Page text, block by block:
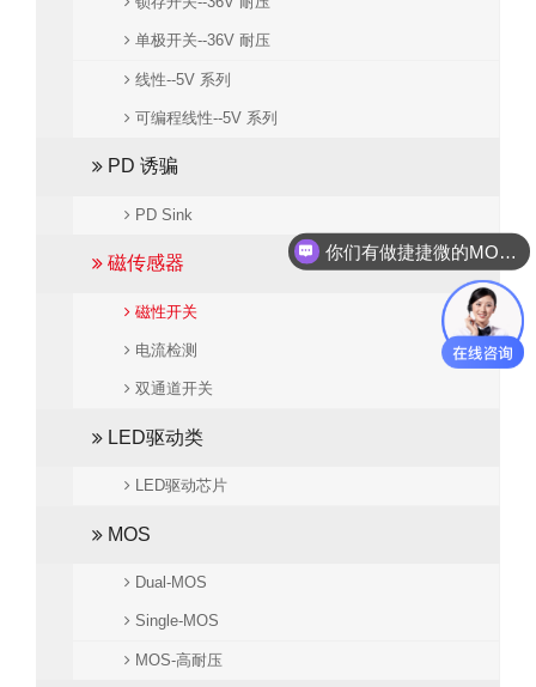
单极开关--36V 耐压
线性--5V 系列
可编程线性--5V 系列
PD 诱骗
PD Sink
磁传感器
磁性开关
电流检测
双通道开关
LED驱动类
LED驱动芯片
MOS
Dual-MOS
Single-MOS
MOS-高耐压